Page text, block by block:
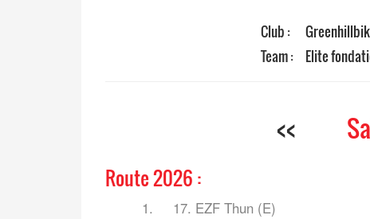
Club :
Team :
Elite
<<
Route 2026 :
1. 17. EZF Thun (E)